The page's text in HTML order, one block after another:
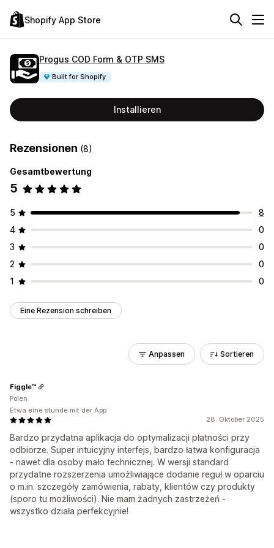
Shopify App Store
Progus COD Form & OTP SMS
Built for Shopify
Installieren
Rezensionen (8)
Gesamtbewertung
5
5
8
4
0
3
0
2
0
1
0
Eine Rezension schreiben
Anpassen Sortieren
28. Oktober 2025
Bardzo przydatna aplikacja do optymalizacji płatności przy
odbiorze. Super intuicyjny interfejs, bardzo łatwa konfiguracja
- nawet dla osoby mało technicznej. W wersji standard
przydatne rozszerzenia umożliwiające dodanie reguł w oparciu
o m.in. szczegóły zamówienia, rabaty, klientów czy produkty
(sporo tu możliwości). Nie mam żadnych zastrzeżeń -
wszystko działa perfekcyjnie!
Figgle™
Polen
Etwa eine stunde mit der App